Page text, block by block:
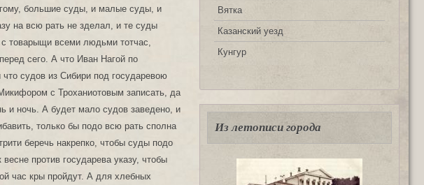
Вятка
Казанский уезд
Кунгур
Из летописи города